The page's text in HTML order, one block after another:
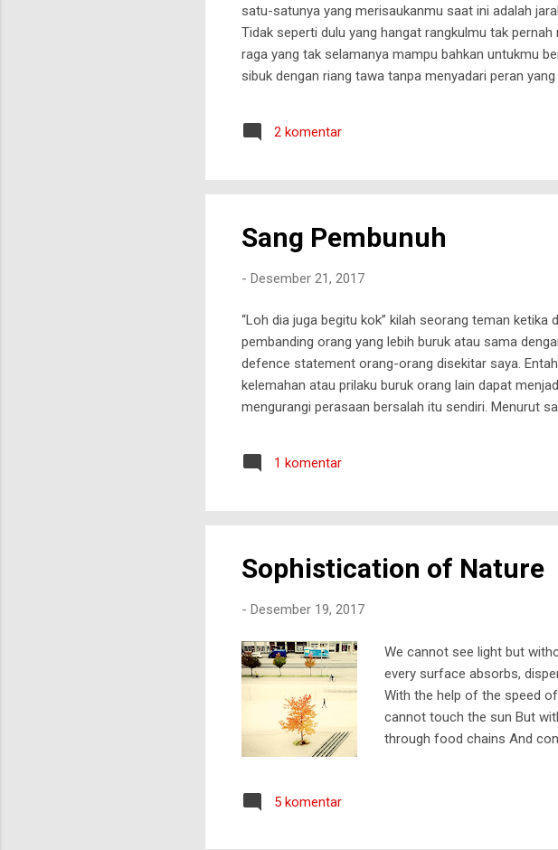
satu-satunya yang merisaukanmu saat ini adalah
Tidak seperti dulu yang hangat rangkulmu tak
raga yang tak selamanya mampu bahkan untukmu
sibuk dengan riang tawa tanpa menyadari peran
2 komentar
Sang Pembunuh
- Desember 21, 2017
“Loh dia juga begitu kok” kilah seorang teman
pembanding orang yang lebih buruk atau sama
defence statement orang-orang disekitar saya.
kelemahan atau prilaku buruk orang lain dapat
mengurangi perasaan bersalah itu sendiri. Menurut
terburuknya. Bahaya terbesar dari “pembenaran”
adalah membentuk hati dan pikiran yang bebal dan
1 komentar
Sophistication of Nature
- Desember 19, 2017
We cannot see light but
every surface absorbs,
With the help of the speed
cannot touch the sun But
through food chains And
Some things are dangerous
5 komentar